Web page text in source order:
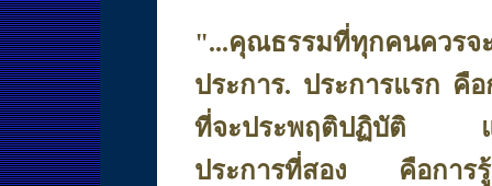
"...คุณธรรมที่ทุกคนควร
ประการ. ประการแรก คื
ที่จะประพฤติปฏิบัติ แต่
ประการที่สอง คือการ